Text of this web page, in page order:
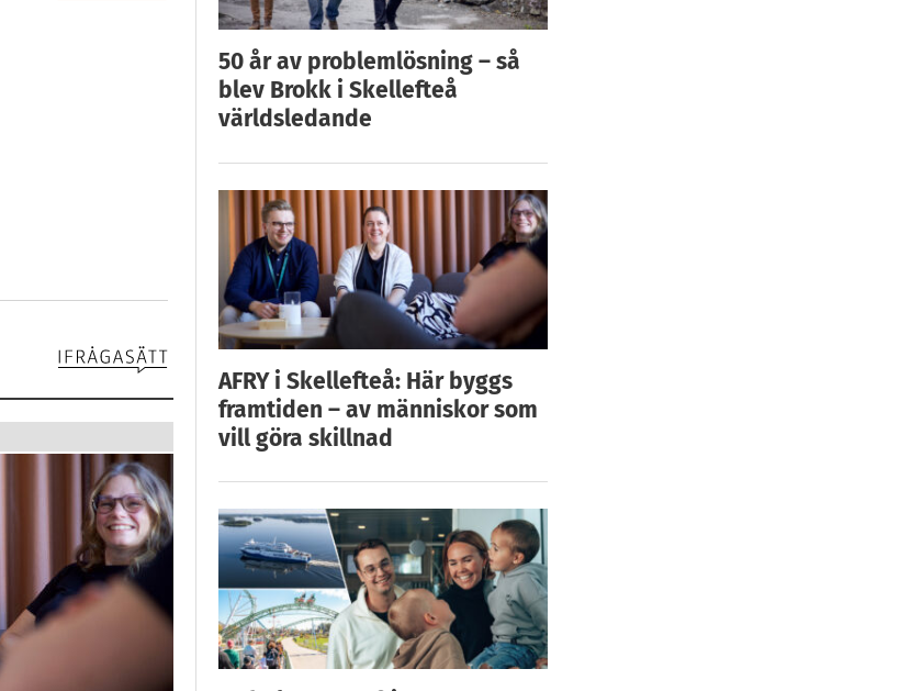
50 år av problemlösning – så
blev Brokk i Skellefteå
världsledande
AFRY i Skellefteå: Här byggs
framtiden – av människor som
vill göra skillnad